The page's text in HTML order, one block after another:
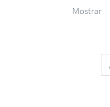
Mostrar